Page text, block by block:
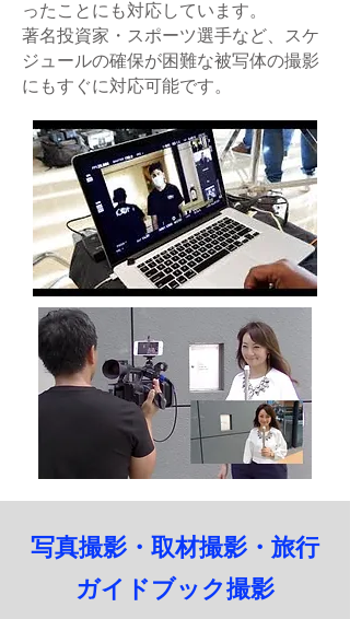
ったことにも対応しています。
著名投資家・スポーツ選手など、スケ
ジュールの確保が困難な被写体の撮影
にもすぐに対応可能です。
​写真撮影・取材撮影・旅行
ガイドブック撮影